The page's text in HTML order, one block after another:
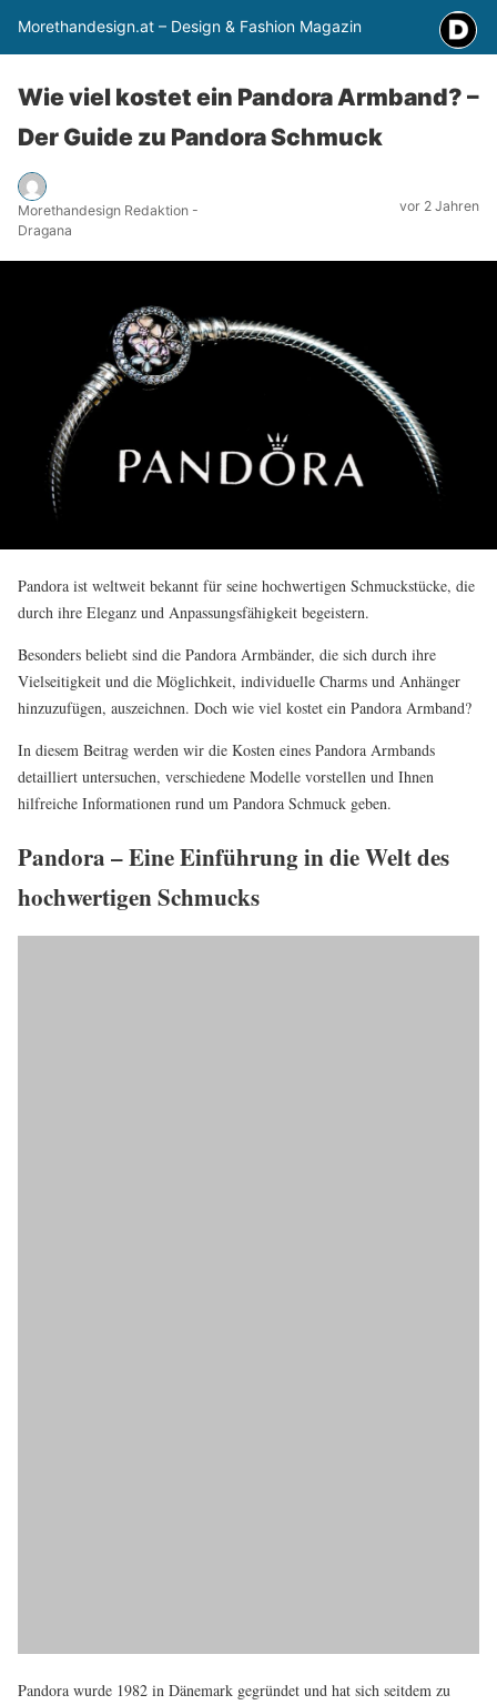
Morethandesign.at – Design & Fashion Magazin
Wie viel kostet ein Pandora Armband? –
Der Guide zu Pandora Schmuck
Morethandesign Redaktion -
Dragana
vor 2 Jahren
Pandora ist weltweit bekannt für seine hochwertigen Schmuckstücke, die
durch ihre Eleganz und Anpassungsfähigkeit begeistern.
Besonders beliebt sind die Pandora Armbänder, die sich durch ihre
Vielseitigkeit und die Möglichkeit, individuelle Charms und Anhänger
hinzuzufügen, auszeichnen. Doch wie viel kostet ein Pandora Armband?
In diesem Beitrag werden wir die Kosten eines Pandora Armbands
detailliert untersuchen, verschiedene Modelle vorstellen und Ihnen
hilfreiche Informationen rund um Pandora Schmuck geben.
Pandora – Eine Einführung in die Welt des
hochwertigen Schmucks
Pandora wurde 1982 in Dänemark gegründet und hat sich seitdem zu